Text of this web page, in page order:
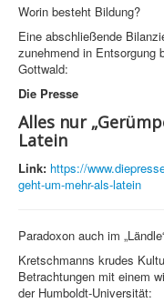
Worin besteht Bildung?
Eine abschließende
zunehmend in Entsorgung
Gottwald:
Die Presse
Alles nur
Latein
Link: https://
geht-um-mehr-als-latein
Paradoxon auch im
Kretschmanns krudes
Betrachtungen mit einem
der Humboldt-Universität: